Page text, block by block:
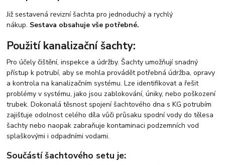
Již sestavená revizní šachta pro jednoduchý a rychlý
nákup. Sestava obsahuje vše potřebné.
Použití kanalizační šachty:
Pro účely čištění, inspekce a údržby. Šachty umožňují snadný
přístup k potrubí, aby se mohla provádět potřebná údržba, opravy
a kontrola na kanalizačním systému. Lze identifikovat a řešit
problémy v systému, jako jsou zablokování, úniky, nebo poškození
trubek. Dokonalá těsnost spojení šachtového dna s KG potrubím
zajišťuje odolnost celého díla vůči průsaku spodní vody do tělesa
šachty nebo naopak zabraňuje kontaminaci podzemních vod
splaškovými i odpadními vodami.
Součástí šachtového setu je: